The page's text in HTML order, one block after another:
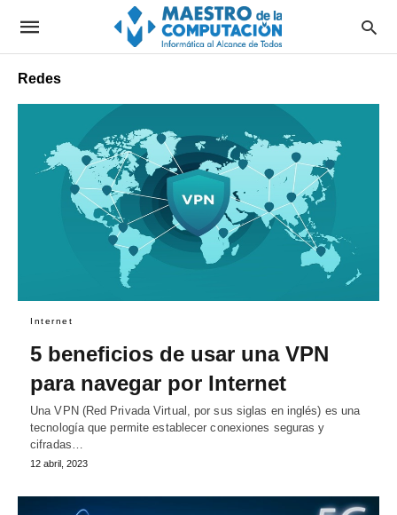
Redes
Internet
5 beneficios de usar una VPN
para navegar por Internet
Una VPN (Red Privada Virtual, por sus siglas en inglés) es una
tecnología que permite establecer conexiones seguras y
cifradas…
12 abril, 2023